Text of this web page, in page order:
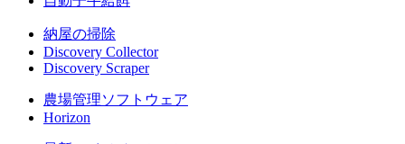
納屋の掃除
Discovery Collector
Discovery Scraper
農場管理ソフトウェア
Horizon